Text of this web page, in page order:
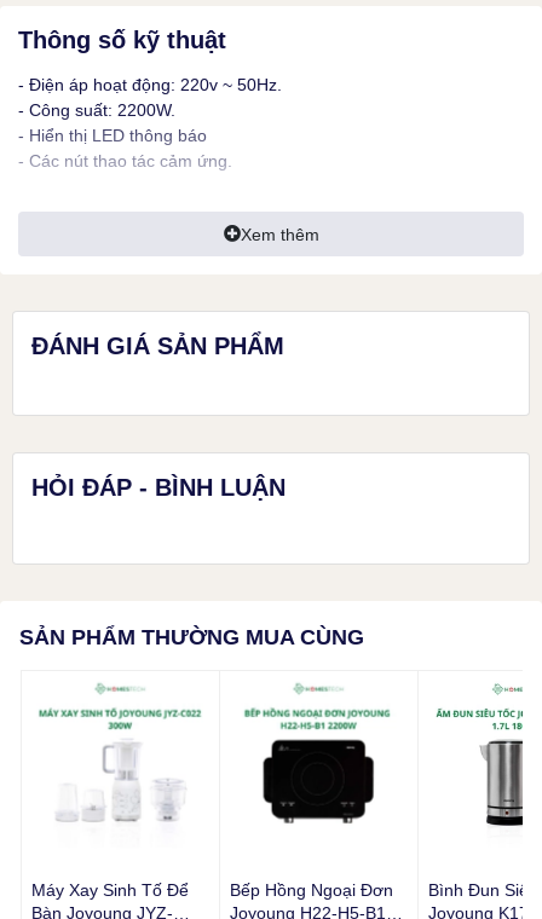
Ngoài ra, bạn cũng có thể tùy chình để nấu nhiều món ăn khác
nhau với khả năng điều chình nhiệt độ và hẹn giờ thủ công.
Bếp được trang bị các nút cảm ứng có tiếng Việt dễ dàng thao tác
Thông số kỹ thuật
- Điện áp hoạt động: 220v ~ 50Hz.
- Công suất: 2200W.
- Hiển thị LED thông báo
- Các nút thao tác cảm ứng.
Xem thêm
ĐÁNH GIÁ SẢN PHẨM
HỎI ĐÁP - BÌNH LUẬN
SẢN PHẨM THƯỜNG MUA CÙNG
Máy Xay Sinh Tố Để
Bàn Joyoung JYZ-
Bếp Hồng Ngoại Đơn
Joyoung H22-H5-B1
Bình Đun Siêu
Joyoung K17-